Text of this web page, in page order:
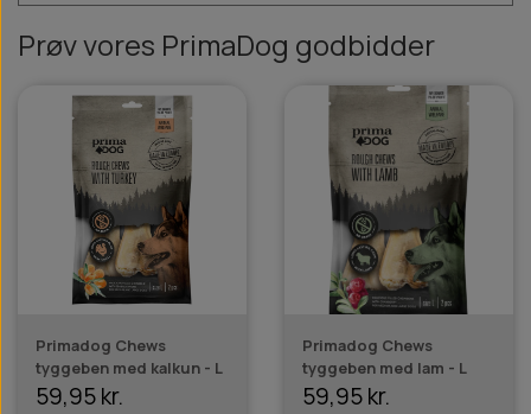
Prøv vores PrimaDog godbidder
Primadog Chews
tyggeben med kalkun - L
59,95 kr.
Primadog Chews
tyggeben med lam - L
59,95 kr.